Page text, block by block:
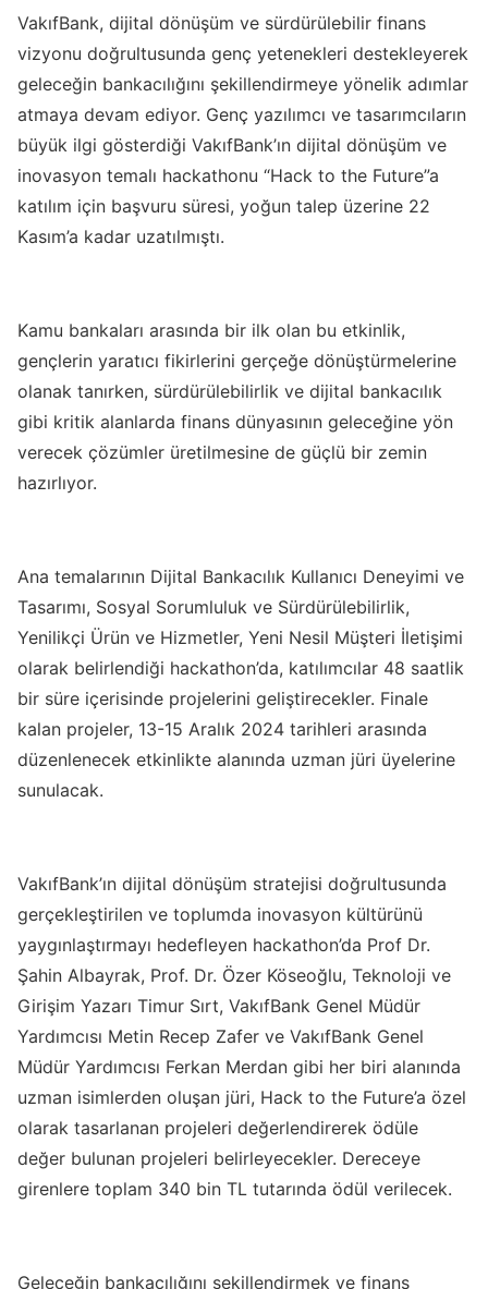
VakıfBank, dijital dönüşüm ve sürdürülebilir finans
vizyonu doğrultusunda genç yetenekleri destekleyerek
geleceğin bankacılığını şekillendirmeye yönelik adımlar
atmaya devam ediyor. Genç yazılımcı ve tasarımcıların
büyük ilgi gösterdiği VakıfBank’ın dijital dönüşüm ve
inovasyon temalı hackathonu “Hack to the Future”a
katılım için başvuru süresi, yoğun talep üzerine 22
Kasım’a kadar uzatılmıştı.
Kamu bankaları arasında bir ilk olan bu etkinlik,
gençlerin yaratıcı fikirlerini gerçeğe dönüştürmelerine
olanak tanırken, sürdürülebilirlik ve dijital bankacılık
gibi kritik alanlarda finans dünyasının geleceğine yön
verecek çözümler üretilmesine de güçlü bir zemin
hazırlıyor.
Ana temalarının Dijital Bankacılık Kullanıcı Deneyimi ve
Tasarımı, Sosyal Sorumluluk ve Sürdürülebilirlik,
Yenilikçi Ürün ve Hizmetler, Yeni Nesil Müşteri İletişimi
olarak belirlendiği hackathon’da, katılımcılar 48 saatlik
bir süre içerisinde projelerini geliştirecekler. Finale
kalan projeler, 13-15 Aralık 2024 tarihleri arasında
düzenlenecek etkinlikte alanında uzman jüri üyelerine
sunulacak.
VakıfBank’ın dijital dönüşüm stratejisi doğrultusunda
gerçekleştirilen ve toplumda inovasyon kültürünü
yaygınlaştırmayı hedefleyen hackathon’da Prof Dr.
Şahin Albayrak, Prof. Dr. Özer Köseoğlu, Teknoloji ve
Girişim Yazarı Timur Sırt, VakıfBank Genel Müdür
Yardımcısı Metin Recep Zafer ve VakıfBank Genel
Müdür Yardımcısı Ferkan Merdan gibi her biri alanında
uzman isimlerden oluşan jüri, Hack to the Future’a özel
olarak tasarlanan projeleri değerlendirerek ödüle
değer bulunan projeleri belirleyecekler. Dereceye
girenlere toplam 340 bin TL tutarında ödül verilecek.
Geleceğin bankacılığını şekillendirmek ve finans